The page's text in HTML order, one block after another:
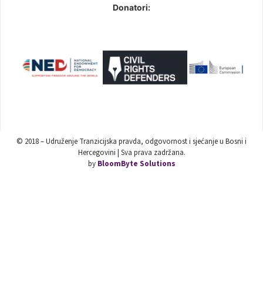
Donatori:
© 2018 – Udruženje Tranzicijska pravda, odgovornost i sjećanje u Bosni i
Hercegovini | Sva prava zadržana.
by BloomByte Solutions